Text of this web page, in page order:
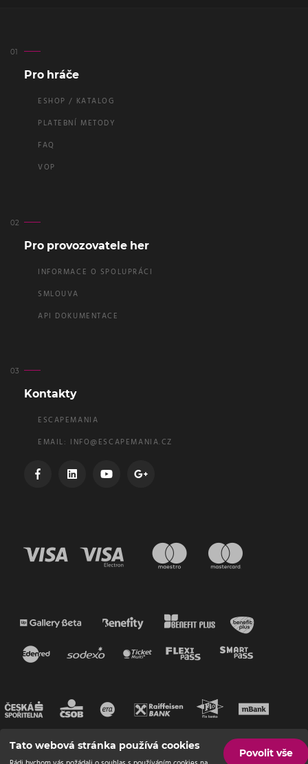
Pro hráče
ESHOP / KATALOG
PLATEBNÍ METODY
FAQ
VOP
Pro provozovatele her
INFORMACE O SPOLUPRÁCI
SMLOUVA
API DOKUMENTACE
Kontakty
ESCAPEMANIA
EMAIL: INFO@ESCAPEMANIA.CZ
Tato webová stránka používá cookies
Povolit vše